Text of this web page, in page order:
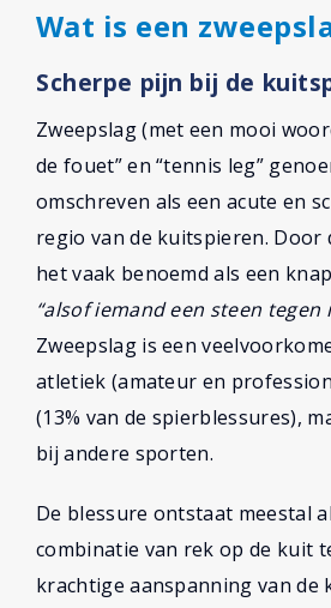
Wat is een
Scherpe pijn bij de
Zweepslag (met een mooi
de fouet” en “tennis leg”
omschreven als een acute en
regio van de kuitspieren.
het vaak benoemd als een
“alsof iemand een steen tegen
Zweepslag is een
atletiek (amateur en
(13% van de spierblessures),
bij andere sporten.
De blessure ontstaat meestal
combinatie van rek op de kuit
krachtige aanspanning van de